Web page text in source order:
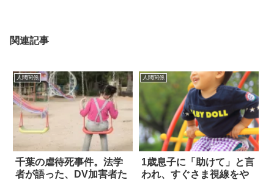
関連記事
人間関係
千葉の虐待死事件。法学
者が語った、DV加害者た
人間関係
1歳息子に「助けて」と言
われ、すぐさま視線をや